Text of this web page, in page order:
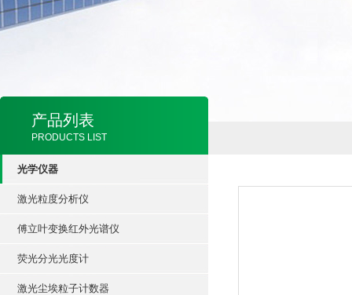
产品列表
PRODUCTS LIST
光学仪器
激光粒度分析仪
傅立叶变换红外光谱仪
荧光分光光度计
激光尘埃粒子计数器